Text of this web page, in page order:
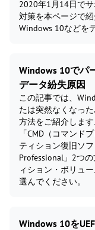
2020年1月14日で
対策を本ページで
Windows 10などを
Windows 10でパ
データ紛失原因
この記事では、
たは突然なくなっ
方法をご紹介しま
「CMD（コマンド
ティション復旧ソ
Professional」2つ
ィション・ボリュ
選んでください。
Windows 10を